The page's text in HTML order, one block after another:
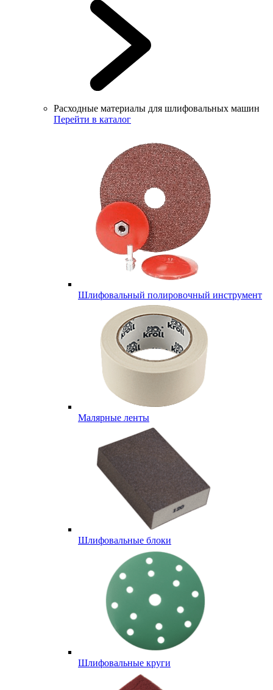
Расходные материалы для шлифовальных машин
Перейти в каталог
Шлифовальный полировочный инструмент
Малярные ленты
Шлифовальные блоки
Шлифовальные круги